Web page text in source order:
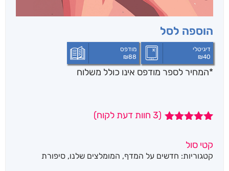
הוספה לסל
דיגיטלי
₪40
מודפס
₪88
*המחיר לספר מודפס אינו כולל משלוח
מבוסס על
דירוגים של
(
3 חוות דעת לקוח)
קטי סול
קטגוריות: חדשים על המדף, המומלצים שלנו, סיפורת